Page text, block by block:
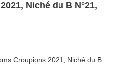
Niché du B N°21,